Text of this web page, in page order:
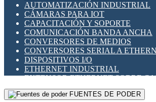
VARIACS
VARIADORES DE FRECUENCIA
SECCIONADORES -
MAQUINARIA
INTERRUPTORES REED
INTERFACES DE RELÉ
OTROS RELÉS
PROTECCIÓN TÉRMICA
RELÉS AUTOMOTRICES
RELÉS DE SEÑAL
RELÉS DE ESTADO SÓLIDO SSR
RELÉS INDUSTRIALES
RELÉS MINIATURA DE POTENCIA
SENSORES MAGNÉTICOS
AUTOMATIZACIÓN INDUSTRIAL
CÁMARAS PARA IOT
CAPACITACIÓN Y SOPORTE
COMUNICACIÓN BANDA ANCHA
CONVERSORES DE MEDIOS
CONVERSORES SERIAL A
DISPOSITIVOS I/O
ETHERNET INDUSTRIAL
EXTENSOR ETHERNET SOBRE
GATEWAY LORAWAN
GESTIÓN DE REDESFUENTES DE PODER